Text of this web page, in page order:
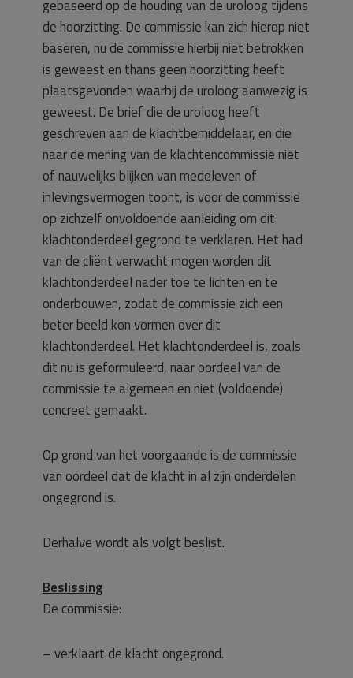
gebaseerd op de houding van de uroloog tijdens
de hoorzitting. De commissie kan zich hierop niet
baseren, nu de commissie hierbij niet betrokken
is geweest en thans geen hoorzitting heeft
plaatsgevonden waarbij de uroloog aanwezig is
geweest. De brief die de uroloog heeft
geschreven aan de klachtbemiddelaar, en die
naar de mening van de klachtencommissie niet
of nauwelijks blijken van medeleven of
inlevingsvermogen toont, is voor de commissie
op zichzelf onvoldoende aanleiding om dit
klachtonderdeel gegrond te verklaren. Het had
van de cliënt verwacht mogen worden dit
klachtonderdeel nader toe te lichten en te
onderbouwen, zodat de commissie zich een
beter beeld kon vormen over dit
klachtonderdeel. Het klachtonderdeel is, zoals
dit nu is geformuleerd, naar oordeel van de
commissie te algemeen en niet (voldoende)
concreet gemaakt.
Op grond van het voorgaande is de commissie
van oordeel dat de klacht in al zijn onderdelen
ongegrond is.
Derhalve wordt als volgt beslist.
Beslissing
De commissie:
– verklaart de klacht ongegrond.